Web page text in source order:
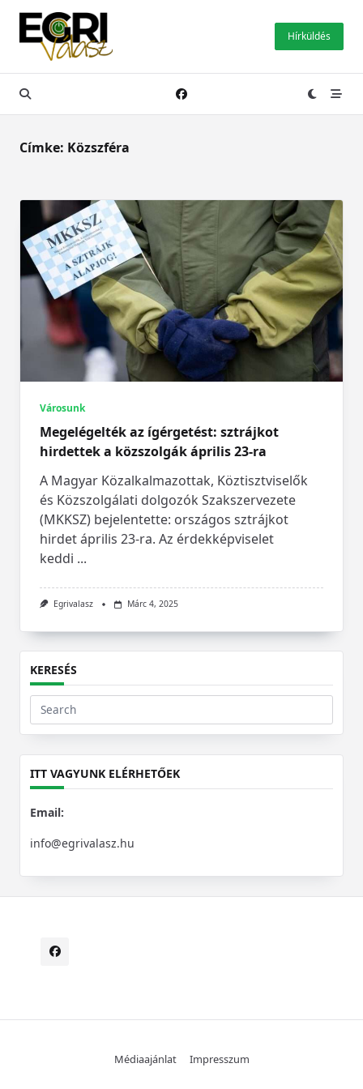
Skip
content
Hírküldés
Címke: Közszféra
Városunk
Megelégelték az ígérgetést: sztrájkot
hirdettek a közszolgák április 23-ra
A Magyar Közalkalmazottak, Köztisztviselők
és Közszolgálati dolgozók Szakszervezete
(MKKSZ) bejelentette: országos sztrájkot
hirdet április 23-ra. Az érdekképviselet
keddi ...
Egrivalasz Márc 4, 2025
KERESÉS
Search
for:
ITT VAGYUNK ELÉRHETŐEK
Email:
info@egrivalasz.hu
Médiaajánlat Impresszum